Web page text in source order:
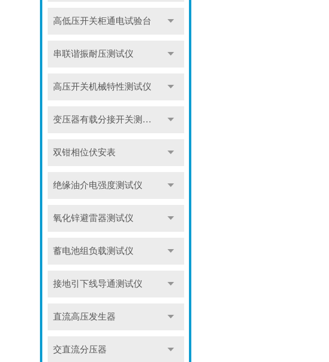
高低压开关柜通电试验台
串联谐振耐压测试仪
高压开关机械特性测试仪
变压器有载分接开关测试仪
双钳相位伏安表
绝缘油介电强度测试仪
氧化锌避雷器测试仪
蓄电池组负载测试仪
接地引下线导通测试仪
直流高压发生器
交直流分压器